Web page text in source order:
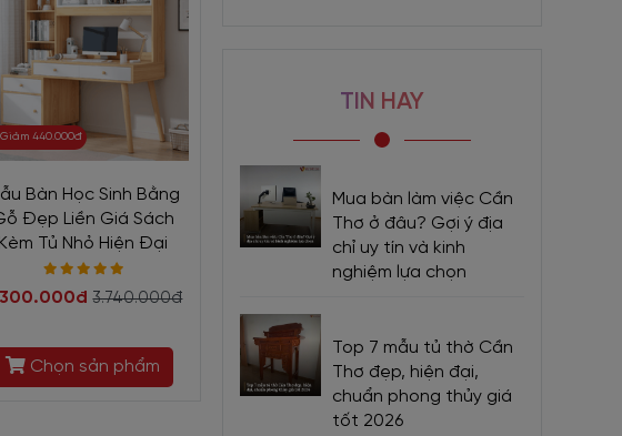
2468
Giảm 440.000đ
Bàn Học Sinh Bằng
Đẹp Liền Giá Sách
Kèm Tủ Nhỏ Hiện Đại
3.740.000đ
Chọn sản phẩm
Bàn Học Nhỏ Gỗ Công
Nghiệp Kèm Kệ Sách
Chất Lượng Giá Rẻ
Mua ngay
Mẫu Bàn Học
Bằng Gỗ Công
TIN HAY
Mua bàn làm việc Cần
Thơ ở đâu? Gợi ý địa
chỉ uy tín và kinh
nghiệm lựa chọn
Top 7 mẫu tủ thờ Cần
Thơ đẹp, hiện đại,
chuẩn phong thủy giá
tốt 2026